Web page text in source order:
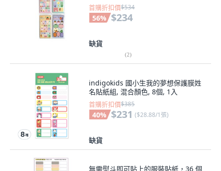
首購折扣價$534
56% $234
缺貨
(2)
indigokids 國小生我的夢想保護膜姓
名貼紙組, 混合顏色, 8個, 1入
首購折扣價$385
40% $231 ($28.88/1張)
缺貨
無需熨斗即可貼上的服裝貼紙，36 個